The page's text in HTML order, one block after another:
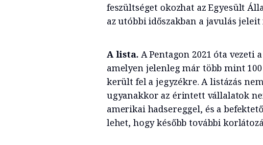
feszültséget okozhat az Egyesült
az utóbbi időszakban a javulás
A lista. A Pentagon 2021 óta vezeti
amelyen jelenleg már több mint
került fel a jegyzékre. A listázás
ugyanakkor az érintett vállalatok
amerikai hadsereggel, és a
lehet, hogy később további